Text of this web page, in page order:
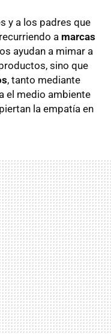
y a los padres que
a marcas
ayudan a mimar a
sino que
, tanto mediante
el medio ambiente
la empatía en